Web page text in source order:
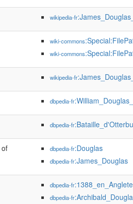
wikipedia-fr
wiki-commons
wiki-commons
wikipedia-fr
dbpedia-fr
dbpedia-fr
of dbpedia-fr:Douglas
dbpedia-fr:James_Douglas
dbpedia-fr
dbpedia-fr